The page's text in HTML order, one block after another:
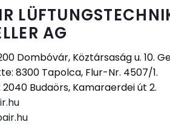
AG
Dombóvár, Köztársaság u. 10.
8300 Tapolca, Flur-Nr. 4507/1.
Budaörs, Kamaraerdei út 2.